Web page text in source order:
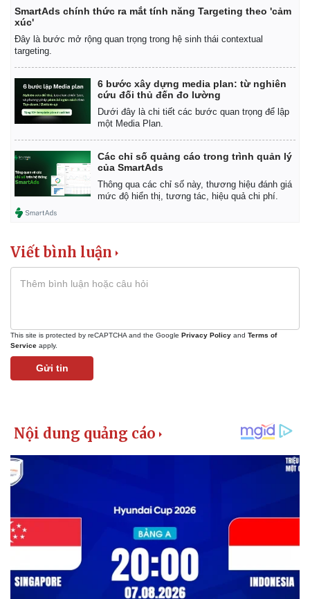
Kinh tế
Khởi nghiệp
Tỷ giá
SmartAds chính thức ra mắt tính năng Targeting theo 'cảm
xúc'
Đây là bước mở rộng quan trọng trong hệ sinh thái contextual
targeting.
6 bước xây dựng media plan: từ nghiên
cứu đối thủ đến đo lường
Dưới đây là chi tiết các bước quan trọng để lập
một Media Plan.
Các chỉ số quảng cáo trong trình quản lý
của SmartAds
Thông qua các chỉ số này, thương hiệu đánh giá
mức độ hiển thị, tương tác, hiệu quả chi phí.
Viết bình luận
This site is protected by reCAPTCHA and the Google Privacy Policy and Terms of
Service apply.
Gửi tin